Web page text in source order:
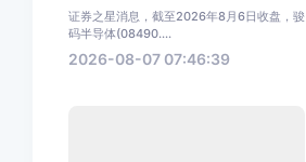
证券之星消息，截至2026年8月6日收盘，骏
码半导体(08490....
2026-08-07 07:46:39